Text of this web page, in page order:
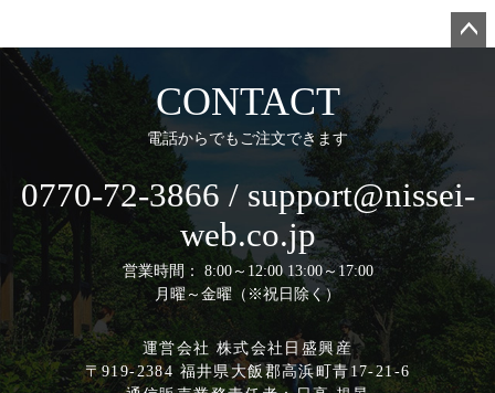
CONTACT
電話からでもご注文できます
0770-72-3866 / support@nissei-
web.co.jp
営業時間： 8:00～12:00 13:00～17:00
月曜～金曜（※祝日除く）
運営会社 株式会社日盛興産
〒919-2384 福井県大飯郡高浜町青17-21-6